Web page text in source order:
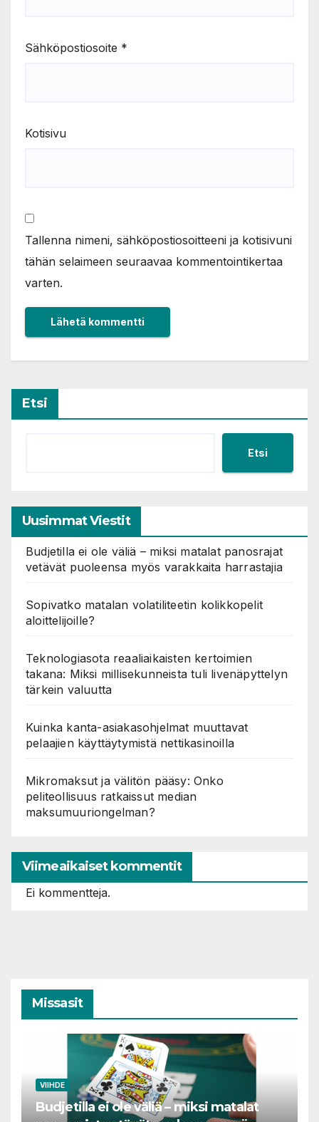
Sähköpostiosoite *
Kotisivu
Tallenna nimeni, sähköpostiosoitteeni ja kotisivuni
tähän selaimeen seuraavaa kommentointikertaa
varten.
Etsi
Etsi
Uusimmat Viestit
Budjetilla ei ole väliä – miksi matalat panosrajat
vetävät puoleensa myös varakkaita harrastajia
Sopivatko matalan volatiliteetin kolikkopelit
aloittelijoille?
Teknologiasota reaaliaikaisten kertoimien
takana: Miksi millisekunneista tuli livenäpyttelyn
tärkein valuutta
Kuinka kanta-asiakasohjelmat muuttavat
pelaajien käyttäytymistä nettikasinoilla
Mikromaksut ja välitön pääsy: Onko
peliteollisuus ratkaissut median
maksumuuriongelman?
Viimeaikaiset kommentit
Ei kommentteja.
Missasit
VIIHDE
Budjetilla ei ole väliä – miksi matalat